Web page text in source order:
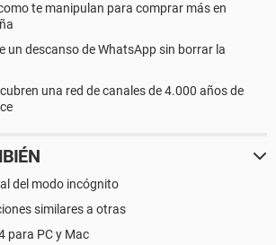
te manipulan para comprar más en
un descanso de WhatsApp sin borrar la
una red de canales de 4.000 años de
del modo incógnito
similares a otras
para PC y Mac